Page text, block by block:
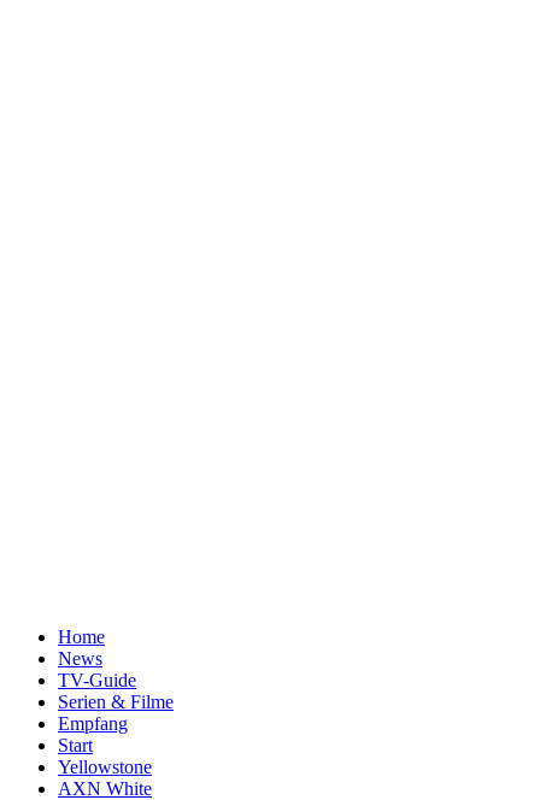
Home
News
TV-Guide
Serien & Filme
Empfang
Start
Yellowstone
AXN White